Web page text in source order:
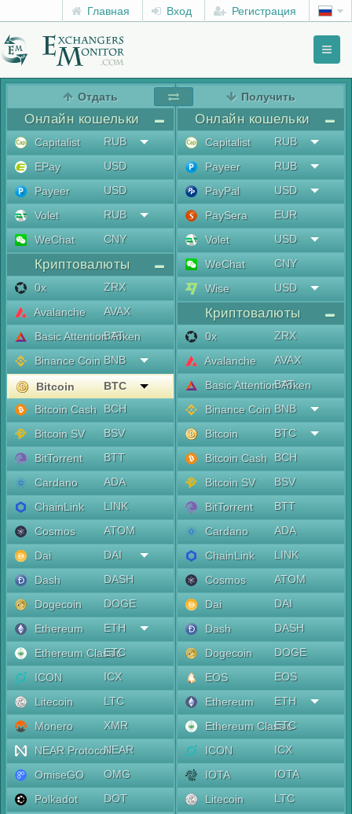
Главная Вход Регистрация
Отдать
Онлайн кошельки
Capitalist
RUB
EPay
USD
Payeer
USD
Volet
RUB
WeChat
CNY
Криптовалюты
0x
ZRX
Avalanche
AVAX
Basic Attention Token
BAT
Binance Coin BNB
Bitcoin
BTC
Bitcoin Cash
BCH
Bitcoin SV
BSV
BitTorrent
BTT
Cardano
ADA
ChainLink
LINK
Cosmos
ATOM
Dai
DAI
Dash
DASH
Dogecoin
DOGE
Ethereum
ETH
Ethereum Classic
ETC
ICON
ICX
Litecoin
LTC
Monero
XMR
NEAR ProtocolNEAR
OmiseGO
OMG
Polkadot
DOT
Получить
Онлайн кошельки
Capitalist
RUB
Payeer
RUB
PayPal
USD
PaySera
EUR
Volet
USD
WeChat
CNY
Wise
USD
Криптовалюты
0x
ZRX
Avalanche
AVAX
Basic Attention Token
BAT
Binance Coin BNB
Bitcoin
BTC
Bitcoin Cash
BCH
Bitcoin SV
BSV
BitTorrent
BTT
Cardano
ADA
ChainLink
LINK
Cosmos
ATOM
Dai
DAI
Dash
DASH
Dogecoin
DOGE
EOS
EOS
Ethereum
ETH
Ethereum Classic
ETC
ICON
ICX
IOTA
IOTA
Litecoin
LTC